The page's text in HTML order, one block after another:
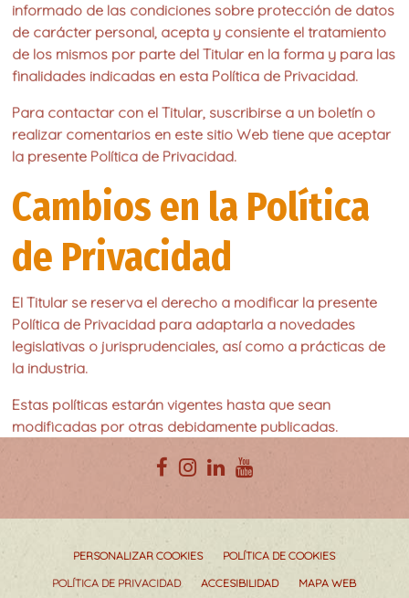
informado de las condiciones sobre protección de datos
de carácter personal, acepta y consiente el tratamiento
de los mismos por parte del Titular en la forma y para las
finalidades indicadas en esta Política de Privacidad.
Para contactar con el Titular, suscribirse a un boletín o
realizar comentarios en este sitio Web tiene que aceptar
la presente Política de Privacidad.
Cambios en la Política
de Privacidad
El Titular se reserva el derecho a modificar la presente
Política de Privacidad para adaptarla a novedades
legislativas o jurisprudenciales, así como a prácticas de
la industria.
Estas políticas estarán vigentes hasta que sean
modificadas por otras debidamente publicadas.
PERSONALIZAR COOKIES
POLÍTICA DE COOKIES
POLÍTICA DE PRIVACIDAD
ACCESIBILIDAD MAPA WEB